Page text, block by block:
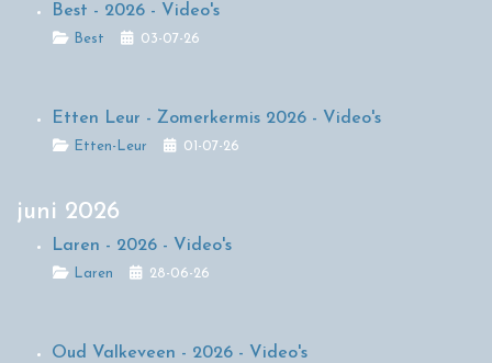
Best - 2026 - Video's
Details
Best 03-07-26
Etten Leur - Zomerkermis 2026 - Video's
DetailsEtten-Leur 01-07-26
juni 2026
Laren - 2026 - Video's
Details
Laren 28-06-26
Oud Valkeveen - 2026 - Video's